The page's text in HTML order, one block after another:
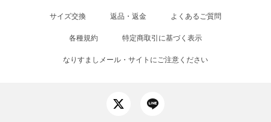
サイズ交換 返品・返金 よくあるご質問
各種規約 特定商取引に基づく表示
なりすましメール・サイトにご注意ください